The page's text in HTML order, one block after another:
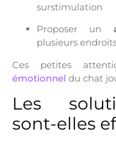
surstimulation
Proposer un
plusieurs
Ces petites
émotionnel du chat
Les
sont-elles